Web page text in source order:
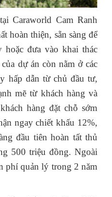
Caraworld Cam Ranh
hoàn thiện, sẵn sàng để
đưa vào khai thác
dự án còn nằm ở các
hấp dẫn từ chủ đầu tư,
mẽ từ khách hàng và
hàng đặt chỗ sớm
ngay chiết khấu 12%,
đầu tiên hoàn tất thủ
500 triệu đồng. Ngoài
phí quản lý trong 2 năm